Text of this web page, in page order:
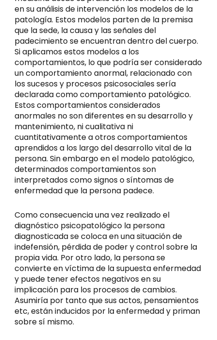
en su análisis de intervención los modelos de la
patología. Estos modelos parten de la premisa
que la sede, la causa y las señales del
padecimiento se encuentran dentro del cuerpo.
Si aplicamos estos modelos a los
comportamientos, lo que podría ser considerado
un comportamiento anormal, relacionado con
los sucesos y procesos psicosociales sería
declarada como comportamiento patológico.
Estos comportamientos considerados
anormales no son diferentes en su desarrollo y
mantenimiento, ni cualitativa ni
cuantitativamente a otros comportamientos
aprendidos a los largo del desarrollo vital de la
persona. Sin embargo en el modelo patológico,
determinados comportamientos son
interpretados como signos o síntomas de
enfermedad que la persona padece.
Como consecuencia una vez realizado el
diagnóstico psicopatológico la persona
diagnosticada se coloca en una situación de
indefensión, pérdida de poder y control sobre la
propia vida. Por otro lado, la persona se
convierte en víctima de la supuesta enfermedad
y puede tener efectos negativos en su
implicación para los procesos de cambios.
Asumiría por tanto que sus actos, pensamientos
etc, están inducidos por la enfermedad y priman
sobre sí mismo.